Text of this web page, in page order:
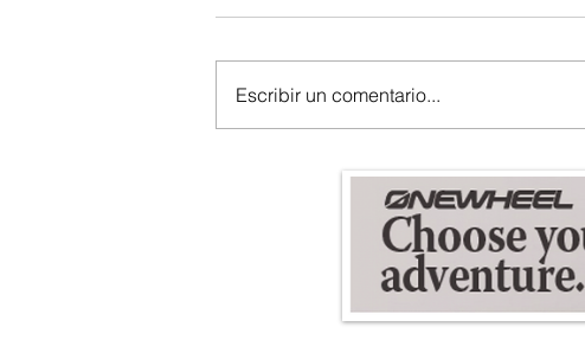
Escribir un comentario...